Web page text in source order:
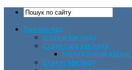
Про заклад
Історія закладу
Структура закладу
Методичний відділ
Статут закладу